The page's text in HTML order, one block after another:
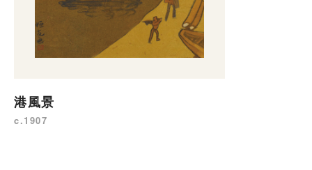
港風景
c.1907